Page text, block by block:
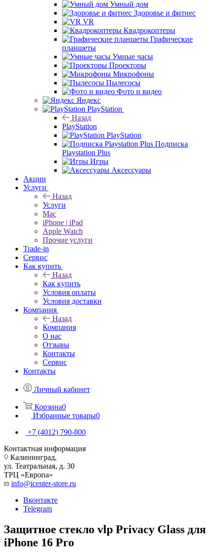
Умный дом
Здоровье и фитнес
VR
Квадрокоптеры
Графические
планшеты
Умные часы
Проекторы
Микрофоны
Пылесосы
Фото и видео
Яндекс
PlayStation
Назад
PlayStation
PlayStation
Подписка
Playstation Plus
Игры
Аксессуары
Акции
Услуги
Назад
Услуги
Mac
iPhone | iPad
Apple Watch
Прочие услуги
Trade-in
Сервис
Как купить
Назад
Как купить
Условия оплаты
Условия доставки
Компания
Назад
Компания
О нас
Отзывы
Контакты
Сервис
Контакты
Личный кабинет
Корзина0
Избранные товары0
+7 (4012) 790-800
Контактная информация
Калининград,
ул. Театральная, д. 30
ТРЦ «Европа»
info@icenter-store.ru
Вконтакте
Telegram
Защитное стекло vlp Privacy Glass для
iPhone 16 Pro